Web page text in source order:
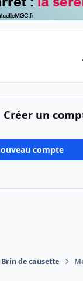
Créer un
compte
Brin de causette